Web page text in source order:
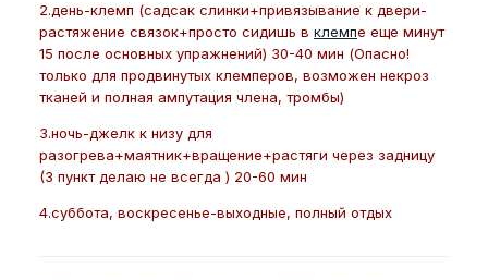
2.день-клемп (садсак слинки+привязывание к двери-
растяжение связок+просто сидишь в клемпе еще минут
15 после основных упражнений) 30-40 мин (Опасно!
только для продвинутых клемперов, возможен некроз
тканей и полная ампутация члена, тромбы)
3.ночь-джелк к низу для
разогрева+маятник+вращение+растяги через задницу
(3 пункт делаю не всегда ) 20-60 мин
4.суббота, воскресенье-выходные, полный отдых